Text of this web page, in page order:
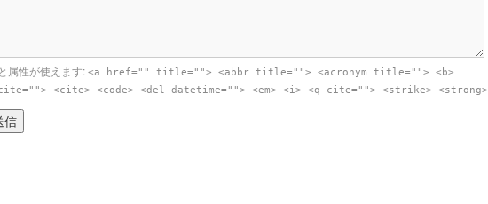
属性が使えます: <a href="" title=""> <abbr title=""> <acronym title=""> <b>
<cite> <code> <del datetime=""> <em> <i> <q cite=""> <strike> <strong>